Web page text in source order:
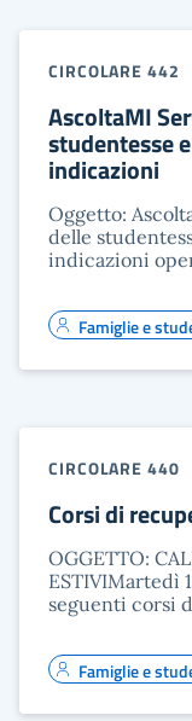
CIRCOLARE 442
AscoltaMI
studentesse
indicazioni
Oggetto:
delle
indicazioni
Famiglie e
CIRCOLARE 440
Corsi di
OGGETTO:
ESTIVIMartedì
seguenti corsi
Famiglie e